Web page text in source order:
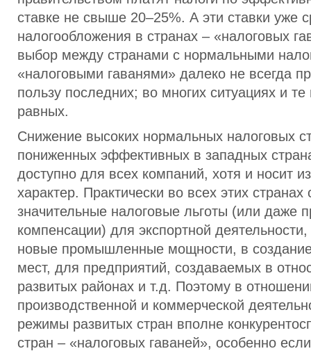
ставке не свыше 20–25%. А эти ставки уже
налогообложения в странах – «налоговых
выбор между странами с нормальными
«налоговыми гаванями» далеко не всегда
пользу последних; во многих ситуациях и
равных.
Снижение высоких нормальных налоговых
пониженных эффективных в западных
доступно для всех компаний, хотя и носит
характер. Практически во всех этих странах
значительные налоговые льготы (или даже
компенсации) для экспортной
новые промышленные мощности, в
мест, для предприятий, создаваемых в
развитых районах и т.д. Поэтому в
производственной и коммерческой
режимы развитых стран вполне
стран – «налоговых гаваней», особенно